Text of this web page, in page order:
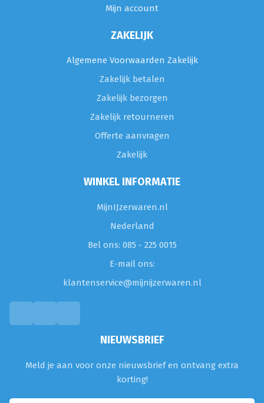
Mijn account
ZAKELIJK
Algemene Voorwaarden Zakelijk
Zakelijk betalen
Zakelijk bezorgen
Zakelijk retourneren
Offerte aanvragen
Zakelijk
WINKEL INFORMATIE
MijnIJzerwaren.nl
Nederland
Bel ons: 085 - 225 0015
E-mail ons:
klantenservice@mijnijzerwaren.nl
NIEUWSBRIEF
Meld je aan voor onze nieuwsbrief en ontvang extra
korting!